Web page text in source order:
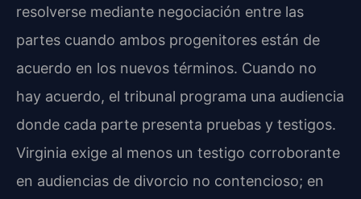
resolverse mediante negociación entre las
partes cuando ambos progenitores están de
acuerdo en los nuevos términos. Cuando no
hay acuerdo, el tribunal programa una audiencia
donde cada parte presenta pruebas y testigos.
Virginia exige al menos un testigo corroborante
en audiencias de divorcio no contencioso; en